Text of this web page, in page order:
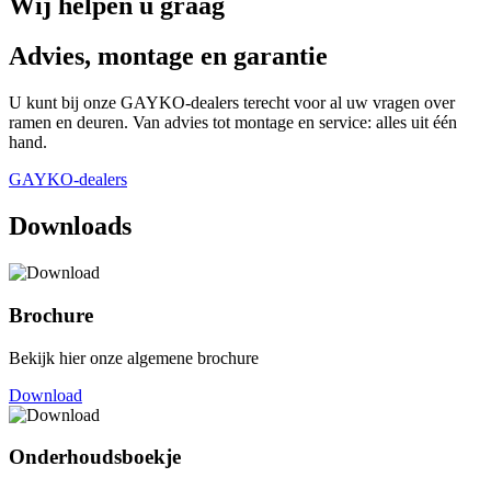
Advies, montage en garantie
U kunt bij onze GAYKO-dealers terecht voor al uw vragen over
ramen en deuren. Van advies tot montage en service: alles uit één
hand.
GAYKO-dealers
Downloads
Brochure
Bekijk hier onze algemene brochure
Download
Onderhoudsboekje